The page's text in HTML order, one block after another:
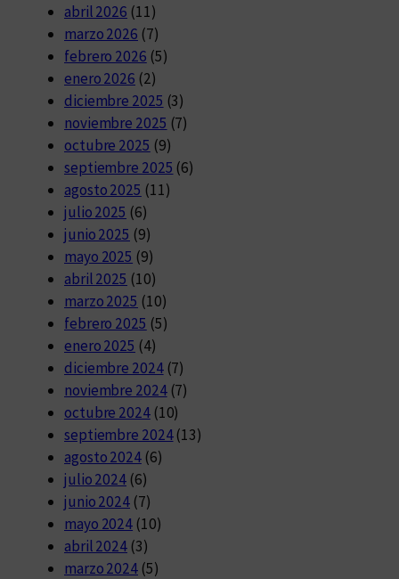
abril 2026 (11)
marzo 2026 (7)
febrero 2026 (5)
enero 2026 (2)
diciembre 2025 (3)
noviembre 2025 (7)
octubre 2025 (9)
septiembre 2025 (6)
agosto 2025 (11)
julio 2025 (6)
junio 2025 (9)
mayo 2025 (9)
abril 2025 (10)
marzo 2025 (10)
febrero 2025 (5)
enero 2025 (4)
diciembre 2024(7)
noviembre 2024(7)
octubre 2024(10)
septiembre 2024(13)
agosto 2024(6)
julio 2024 (6)
junio 2024 (7)
mayo 2024 (10)
abril 2024 (3)
marzo 2024 (5)